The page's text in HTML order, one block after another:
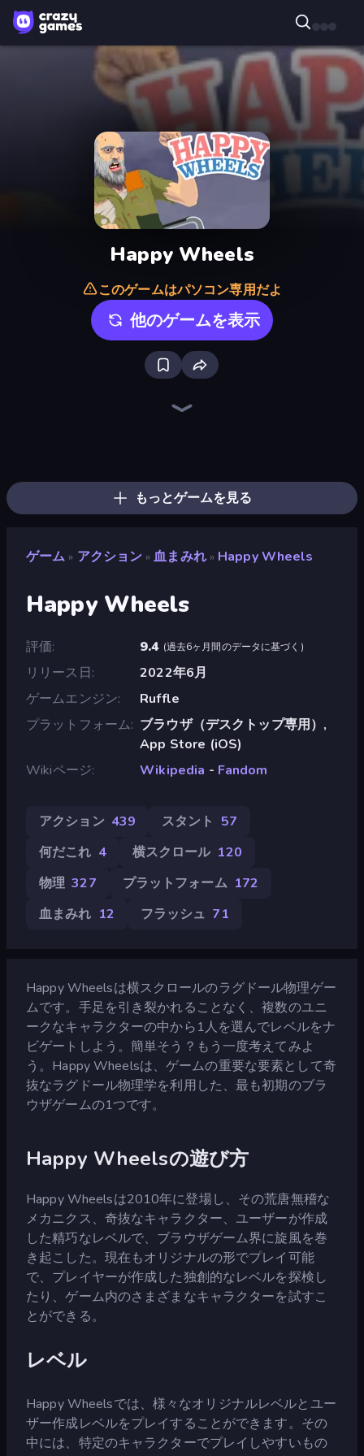
Happy Wheels
このゲームはパソコン専用だよ
他のゲームを表示
もっとゲームを見る
ゲーム » アクション » 血まみれ » Happy Wheels
Happy Wheels
評価 9.4 (過去6ヶ月間のデータに基づく )
リリース日
2022年6月
ゲームエンジン
Ruffle
プラットフォーム ブラウザ（デスクトップ専用）,
App Store (iOS)
Wikiページ
Wikipedia - Fandom
アクション 439 スタント 57
何だこれ 4 横スクロール 120
物理 327 プラットフォーム 172
血まみれ 12 フラッシュ 71
Happy Wheelsは横スクロールのラグドール物理ゲー
ムです。手足を引き裂かれることなく、複数のユニ
ークなキャラクターの中から1人を選んでレベルをナ
ビゲートしよう。簡単そう？もう一度考えてみよ
う。Happy Wheelsは、ゲームの重要な要素として奇
抜なラグドール物理学を利用した、最も初期のブラ
ウザゲームの1つです。
Happy Wheelsの遊び方
Happy Wheelsは2010年に登場し、その荒唐無稽な
メカニクス、奇抜なキャラクター、ユーザーが作成
した精巧なレベルで、ブラウザゲーム界に旋風を巻
き起こした。現在もオリジナルの形でプレイ可能
で、プレイヤーが作成した独創的なレベルを探検し
たり、ゲーム内のさまざまなキャラクターを試すこ
とができる。
レベル
Happy Wheelsでは、様々なオリジナルレベルとユー
ザー作成レベルをプレイすることができます。その
中には、特定のキャラクターでプレイしやすいもの